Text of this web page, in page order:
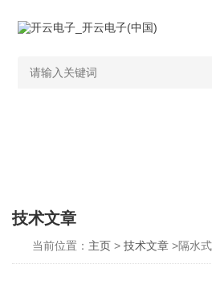
技术文章
当前位置： 主页 >技术文章 >隔水